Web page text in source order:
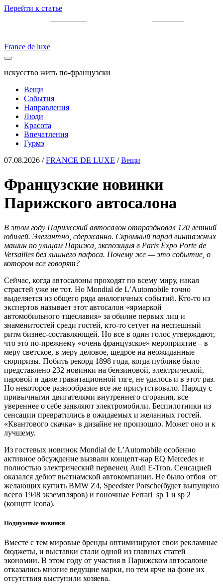
Перейти к статье
France de luxe
искусство жить по-французски
Вещи
События
Направления
Люди
Красота
Впечатления
Гурмэ
07.08.2026 /FRANCE DE LUXE /Вещи
Французские новинки
Парижского автосалона
В этом году Парижский автосалон отпраздновал 120 летний
юбилей. Элегантно, сдержанно. Скромный парад винтажных
машин по улицам Парижа, экспозиция в Paris Expo Porte de
Versailles без лишнего пафоса. Почему же — это событие, о
котором все говорят?
Сейчас, когда автосалоны проходят по всему миру, накал
страстей уже не тот. Но Mondial de L’Automobile точно
выделяется из общего ряда аналогичных событий. Кто-то из
экспертов называет этот автосалон «ярмаркой
автомобильного тщеславия» за обилие первых лиц и
знаменитостей среди гостей, кто-то сетует на неспешный
ритм бизнес-составляющей. Но все в один голос утверждают,
что это по-прежнему «очень французское» мероприятие – в
меру светское, в меру деловое, щедрое на неожиданные
сюрпризы. Побить рекорд 1898 года, когда публике было
представлено 232 новинки на бензиновой, электрической,
паровой и даже гравитационной тяге, не удалось и в этот раз.
Но некоторое разнообразие все же присутствовало. Наряду с
привычными двигателями внутреннего сгорания, все
увереннее о себе заявляют электромобили. Беспилотники из
сенсации превратились в ожидаемых и желанных гостей.
«Квантового скачка» в дизайне не произошло. Может оно и к
лучшему.
Из гостевых новинок Mondial de L’Automobile особенно
активное обсуждение вызвали концепт-кар EQ Mercedes и
полностью электрический первенец Audi E-Tron. Сенсацией
оказался дебют вьетнамской автокомпании. Не было отбоя от
желающих купить BMW Z4, Speedster Porsche(будет выпущено
всего 1948 экземпляров) и гоночные Ferrari sp 1 и sp 2
(концпт Icona).
Подиумные новинки
Вместе с тем мировые бренды оптимизируют свои рекламные
бюджеты, и выставки стали одной из главных статей
экономии. В этом году от участия в Парижском автосалоне
отказались многие ведущие марки, но тем ярче на фоне их
отсутствия выступили хозяева.